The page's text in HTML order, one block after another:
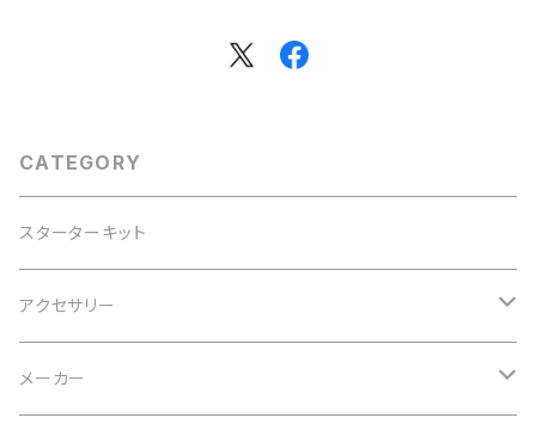
CATEGORY
スターターキット
アクセサリー
ヒートシンク
メーカー